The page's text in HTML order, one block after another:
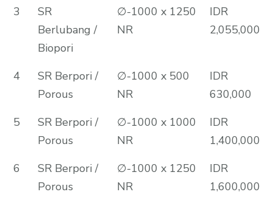
3
SR
Berlubang /
Biopori
∅-1000 x 1250
NR
IDR
2,055,000
4
SR Berpori /
Porous
∅-1000 x 500
NR
IDR
630,000
5
SR Berpori /
Porous
∅-1000 x 1000
NR
IDR
1,400,000
6
SR Berpori /
Porous
∅-1000 x 1250
NR
IDR
1,600,000